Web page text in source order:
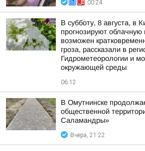
00:24
В субботу, 8 августа, в
прогнозируют
возможен
гроза, рассказали в
Гидрометеорологии и
окружающей среды
06:12
В Омутнинске
общественной
Саламандры»
Вчера, 21:22